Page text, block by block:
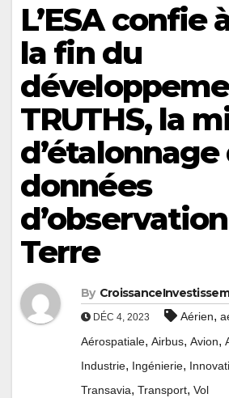
L’ESA confie
la fin du
TRUTHS, la
d’étalonnage
données
Terre
By
DÉC 4, 2023 Aérien,
Aérospatiale, Airbus, Avion,
Industrie, Ingénierie,
Transavia, Transport, Vol